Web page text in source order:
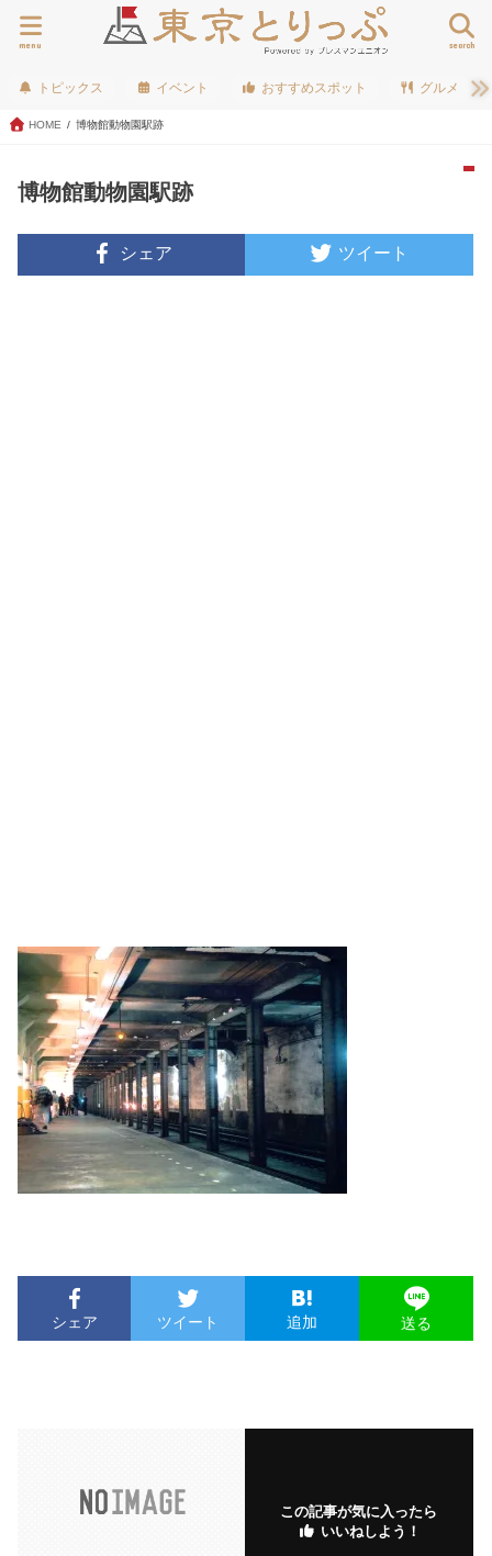
search
menu
トピックス イベント おすすめスポット グルメ
HOME 博物館動物園駅跡
博物館動物園駅跡
シェア ツイート
シェア ツイート 追加 送る
この記事が気に入ったら
いいねしよう！